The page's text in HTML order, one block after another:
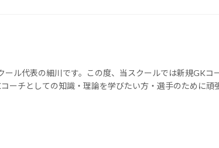
ール代表の細川です。この度、当スクールでは新規GKコ
ーチとしての知識・理論を学びたい方・選手のために頑